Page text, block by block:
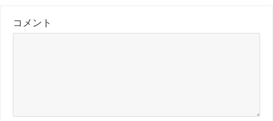
コメント